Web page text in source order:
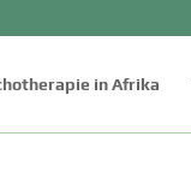
in Afrika